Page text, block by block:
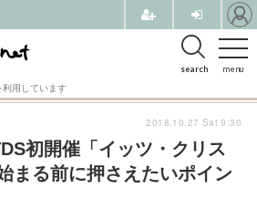
menu
search
用しています
初開催「イッツ・クリス
まる前に押さえたいポイン
2018.10.27 Sat 9:30